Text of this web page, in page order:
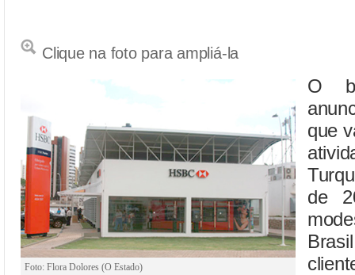
Clique na foto para ampliá-la
Foto: Flora Dolores (O Estado)
O
que
de